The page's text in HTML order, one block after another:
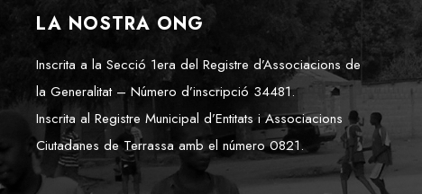
LA NOSTRA ONG
Inscrita a la Secció 1era del Registre d’Associacions de
la Generalitat – Número d’inscripció 34481.
Inscrita al Registre Municipal d’Entitats i Associacions
Ciutadanes de Terrassa amb el número 0821.